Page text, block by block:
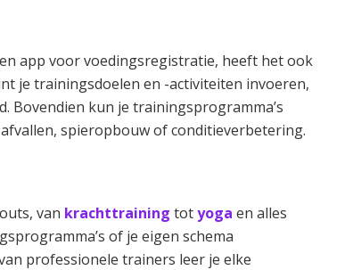
app voor voedingsregistratie, heeft het ook
je trainingsdoelen en -activiteiten invoeren,
Bovendien kun je trainingsprogramma’s
spieropbouw of conditieverbetering.
van krachttraining totyoga en alles
of je eigen schema
professionele trainers leer je elke